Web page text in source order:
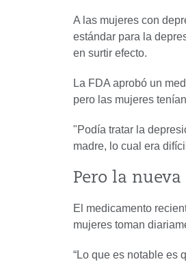
A las mujeres con
estándar para la
en surtir efecto.
La FDA aprobó un
pero las mujeres
"Podía tratar la
madre, lo cual era
Pero la
El medicamento
mujeres toman
“Lo que es notable es